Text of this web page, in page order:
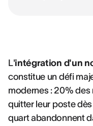
L'intégration d'un
constitue un défi
modernes : 20%
quitter leur poste dès
quart abandonnent